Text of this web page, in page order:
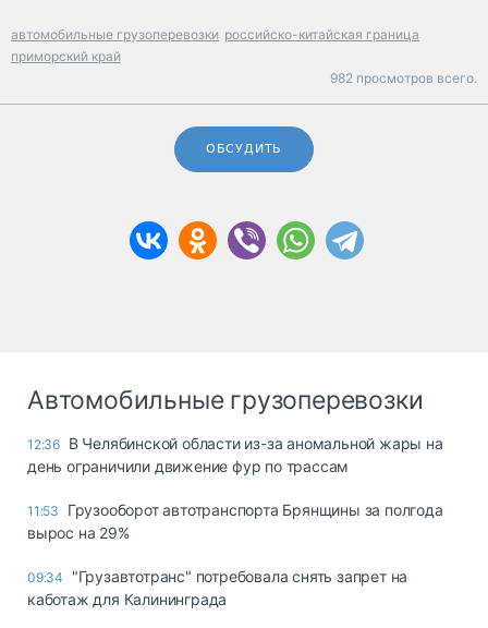
автомобильные грузоперевозки российско-китайская граница
приморский край
982 просмотров всего.
ОБСУДИТЬ
Автомобильные грузоперевозки
12:36 В Челябинской области из-за аномальной жары на
день ограничили движение фур по трассам
11:53
Грузооборот автотранспорта Брянщины за полгода
вырос на 29%
09:34
"Грузавтотранс" потребовала снять запрет на
каботаж для Калининграда